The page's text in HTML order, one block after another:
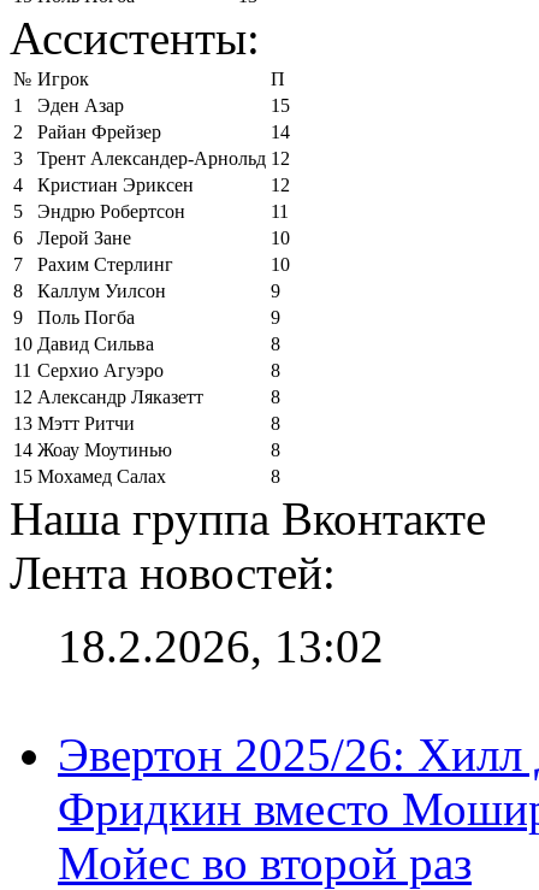
Ассистенты:
№ Игрок
П
1
Эден Азар
15
2
Райан Фрейзер
14
3
Трент Александер-Арнольд 12
4
Кристиан Эриксен
12
5
Эндрю Робертсон
11
6
Лерой Зане
10
7
Рахим Стерлинг
10
8
Каллум Уилсон
9
9
Поль Погба
9
10 Давид Сильва
8
11 Серхио Агуэро
8
12 Александр Ляказетт
8
13 Мэтт Ритчи
8
14 Жоау Моутинью
8
15 Мохамед Салах 8
Наша группа Вконтакте
Лента новостей:
18.2.2026, 13:02
Эвертон 2025/26:
Фридкин вместо
Мойес во второй раз